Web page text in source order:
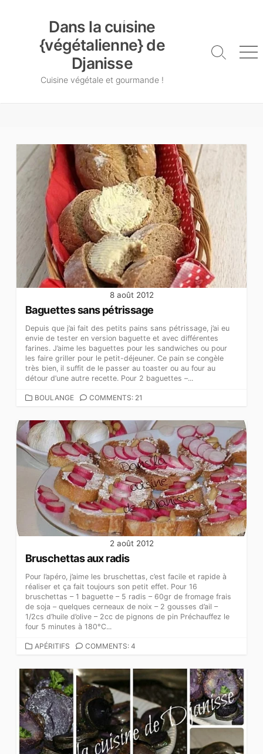
Dans la cuisine
{végétalienne} de
Djanisse
Cuisine végétale et gourmande !
Search
8 août 2012
Baguettes sans pétrissage
Depuis que j’ai fait des petits pains sans pétrissage, j’ai eu
envie de tester en version baguette et avec différentes
farines. J’aime les baguettes pour les sandwiches ou pour
les faire griller pour le petit-déjeuner. Ce pain se congèle
très bien, il suffit de le passer au toaster ou au four au
détour d’une autre recette. Pour 2 baguettes –...
CATEGORIES
BOULANGE COMMENTS: 21
2 août 2012
Bruschettas aux radis
Pour l’apéro, j’aime les bruschettas, c’est facile et rapide à
réaliser et ça fait toujours son petit effet. Pour 16
bruschettas – 1 baguette – 5 radis – 60gr de fromage frais
de soja – quelques cerneaux de noix – 2 gousses d’ail –
1/2cs d’huile d’olive – 2cc de pignons de pin Préchauffez le
four 5 minutes à 180°C...
CATEGORIES
APÉRITIFS COMMENTS: 4